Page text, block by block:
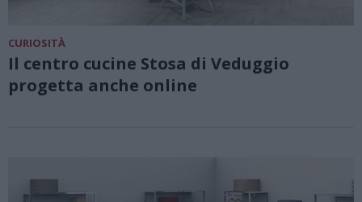
CURIOSITÀ
Il centro cucine Stosa di Veduggio
progetta anche online